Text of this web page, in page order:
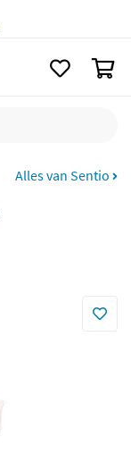
Alles van Sentio